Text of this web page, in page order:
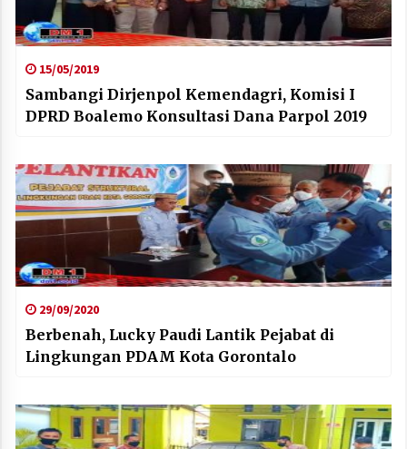
15/05/2019
Sambangi Dirjenpol Kemendagri, Komisi I
DPRD Boalemo Konsultasi Dana Parpol 2019
29/09/2020
Berbenah, Lucky Paudi Lantik Pejabat di
Lingkungan PDAM Kota Gorontalo